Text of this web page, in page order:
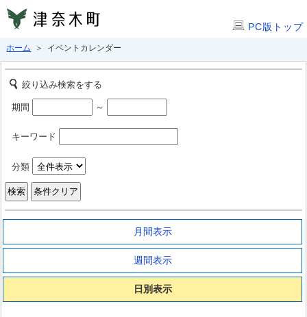
PC版トップ
ホーム ＞ イベントカレンダー
絞り込み検索をする
期間 ～
キーワード
分類
月間表示
週間表示
日別表示